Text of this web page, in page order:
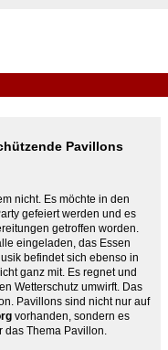
Pavillons
nicht. Es möchte in den
gefeiert werden und es
getroffen worden.
eingeladen, das Essen
befindet sich ebenso in
ganz mit. Es regnet und
Wetterschutz umwirft. Das
Pavillons sind nicht nur auf
vorhanden, sondern es
das Thema Pavillon.